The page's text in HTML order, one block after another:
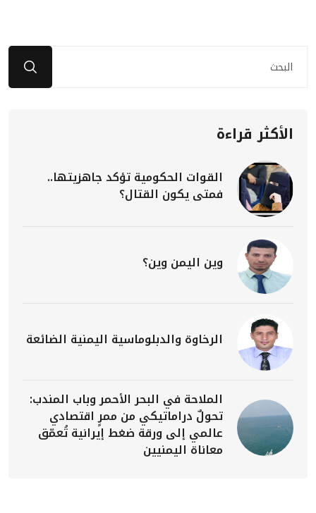
الأكثر قراءة
القوات الحكومية تؤكد جاهزيتها..
فمتى يكون القتال؟
وين اليمن وين؟
الرخاوة والدبلوماسية اليمنية الضائعة
الملاحة في البحر الأحمر وباب المندب:
تحولٌ دراماتيكي من ممرٍ اقتصادي
عالمي إلى ورقة ضغط إيرانية تُعمّق
معاناة اليمنيين